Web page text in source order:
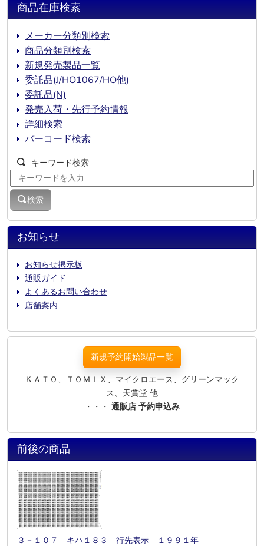
お知らせ
お知らせ掲示板
通販ガイド
よくあるお問い合わせ
店舗案内
商品在庫検索
メーカー分類別検索
商品分類別検索
新規発売製品一覧
委託品(J/HO1067/HO他)
委託品(N)
発売入荷・先行予約情報
詳細検索
バーコード検索
キーワード検索
検索
新規予約開始製品一覧
ＫＡＴＯ、ＴＯＭＩＸ、マイクロエース、グリーンマック
ス、天賞堂 他
・・・ 通販店 予約申込み
前後の商品
３－１０７ キハ１８３ 行先表示 １９９１年